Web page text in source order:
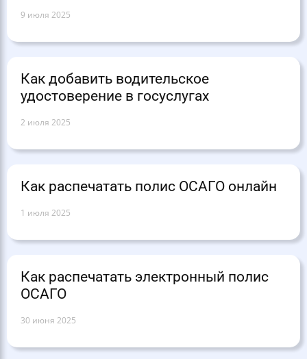
9 июля 2025
Как добавить водительское
удостоверение в госуслугах
2 июля 2025
Как распечатать полис ОСАГО онлайн
1 июля 2025
Как распечатать электронный полис
ОСАГО
30 июня 2025